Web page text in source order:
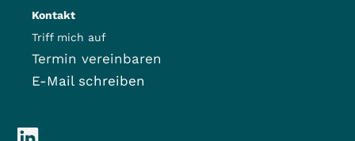
Kontakt
Triff mich auf
Termin vereinbaren
E-Mail schreiben